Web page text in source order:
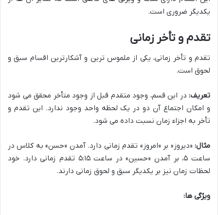
یکدیگر ضروری است.
تقدم و تأخر زمانی
تقدم و تأخر زمانی، یکی از ملموس ترین و آشکارترین اقسام سبق و
لحوق است.
تعریف: در این قسم، وجود متقدم قبل از وجود متأخر محقق می شود
و امکان اجتماع آن دو در یک لحظه واحد وجود ندارد. این تقدم و
تأخر به اجزاء زمان نسبت داده می شود.
مثال: «دیروز» بر «امروز» تقدم زمانی دارد. آمدن «حسن» به کلاس در
ساعت ۵، بر آمدن «حسین» در ساعت ۵:۱۵ تقدم زمانی دارد. خود
لحظات زمان نیز بر یکدیگر سبق و لحوق زمانی دارند.
ویژگی ها: